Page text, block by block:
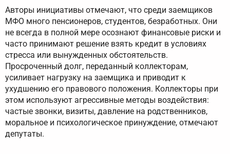
Авторы инициативы отмечают, что среди заемщиков
МФО много пенсионеров, студентов, безработных. Они
не всегда в полной мере осознают финансовые риски и
часто принимают решение взять кредит в условиях
стресса или вынужденных обстоятельств.
Просроченный долг, переданный коллекторам,
усиливает нагрузку на заемщика и приводит к
ухудшению его правового положения. Коллекторы при
этом используют агрессивные методы воздействия:
частые звонки, визиты, давление на родственников,
моральное и психологическое принуждение, отмечают
депутаты.